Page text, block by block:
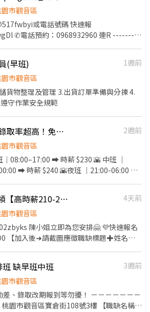
：艾瑞克 0968-932-939 📩 報名格式：
】
商品數量 ✔ 檢查商品效期 ✔ 協助貨物整
制
市觀音區
或電話號碼 快速報
✆電話預約：0968932960 連R ---------
】： 職務：檢貨、理貨、包裝、出貨、加
場工作指派為原則) ✅【工作時間】: ⭐只
晚班：18:00~03:00 (直接下夜班) ➡️日班
書日班 $230(額滿) ➡️文書晚班 $265(額
】： TAO5：桃園市觀音區寶倉街 TAO6 :
5樓 ✅【 工作要求】: 需能搬重、接受走
距離不是問題 3不定期伙食津貼補助 4廠區
❤️詳細交通車路線可先自行查詢唷~
pages/responsepageaspx?
(早班)
1週前
市觀音區
貨物整理及管理 3.出貨訂單準備與分揀 4.
守作業安全規範
觀音 美妝 物流💥【錄取率超高！免經驗可】高時薪
2週前
市觀音區
🌇夜班 ｜21:00-06:00 ➡
請截圖＋傳給我們！錄取效率最快！ L I N
@） 👉 點這裡快速加入：lin.ee/p5sJ6dz
ᴺᴱᵂ酷澎理貨🚀可日領【高時薪210-240↗】兼職打工🎖️班別任選🎖️觀音區GJ
4天前
市觀音區
陳小姐立即為您安排🤗 💜快速報名
【加入後➜請截圖應徵職缺標題✚姓名✚
⚡強檔日雙倍薪⚡韓國電商理貨首選😀 ＝＝
＝＝＝＝＝＝＝＝＝＝＝＝＝ ✅【工作內
、理貨、包裝、出貨、加工、上架、退
作業(依現場工作指派為原則) ➡️【文書人
缺早班中班
3週前
市觀音區
、錄取改期報到等勿擾！ －－－－－－－
觀音區寶倉街108號3樓 【職缺名稱】